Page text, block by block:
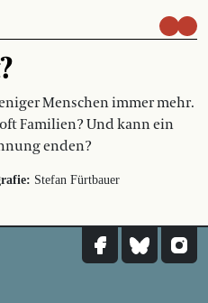
Menschen immer mehr.
Familien? Und kann ein
enden?
Stefan Fürtbauer